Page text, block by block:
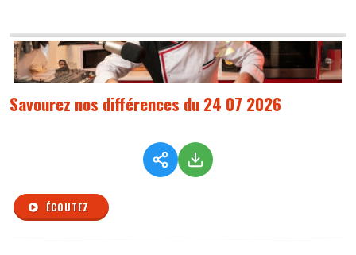
Savourez nos différences du 24 07 2026
ÉCOUTEZ